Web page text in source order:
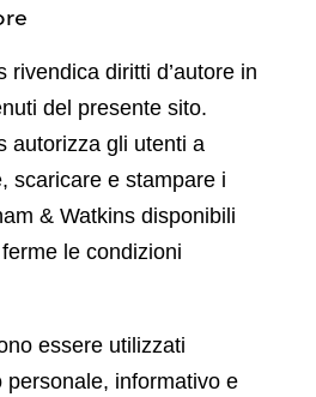
rivendica diritti d’autore in
del presente sito.
autorizza gli utenti a
scaricare e stampare i
& Watkins disponibili
le condizioni
essere utilizzati
personale, informativo e